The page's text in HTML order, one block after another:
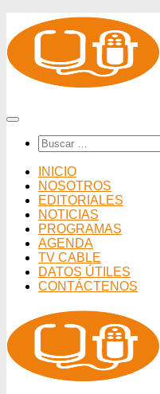
al
contenido
Buscar:
INICIO
NOSOTROS
EDITORIALES
NOTICIAS
PROGRAMAS
AGENDA
TV CABLE
DATOS ÚTILES
CONTÁCTENOS